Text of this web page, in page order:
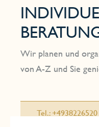
Wir planen und
von A-Z und Sie
Tel.: +4938226520